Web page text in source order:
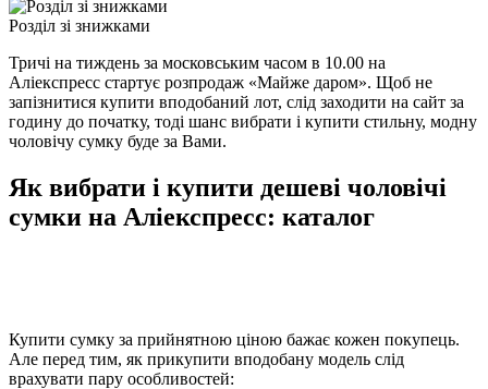
Розділ зі знижками
Тричі на тиждень за московським часом в 10.00 на
Аліекспресс стартує розпродаж «Майже даром». Щоб не
запізнитися купити вподобаний лот, слід заходити на сайт за
годину до початку, тоді шанс вибрати і купити стильну, модну
чоловічу сумку буде за Вами.
Як вибрати і купити дешеві чоловічі
сумки на Аліекспресс: каталог
Купити сумку за прийнятною ціною бажає кожен покупець.
Але перед тим, як прикупити вподобану модель слід
врахувати пару особливостей: